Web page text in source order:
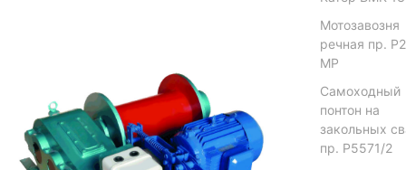
Мотозавозня
речная пр.
МР
Самоходный
понтон на
закольных
пр. Р5571/2